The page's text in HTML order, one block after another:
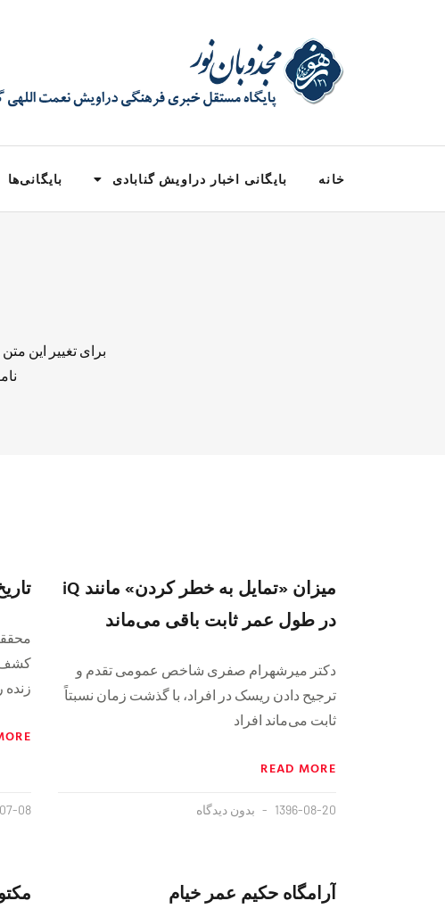
خانه بایگانی اخبار دراویش گنابادی بایگانی‌ها
برای تغییر این
میزان «تمایل به خطر کردن» مانند iQ
در طول عمر ثابت باقی می‌ماند
دکتر میرشهرام صفری شاخص عمومی تقدم و
ترجیح دادن ریسک در افراد، با گذشت زمان نسبتاً
ثابت می‌ماند افراد
READ MORE
1396-08-20 بدون دیدگاه
کشف
زنده را ۲۲۰ میلیون
08
آرامگاه حکیم عمر خیام